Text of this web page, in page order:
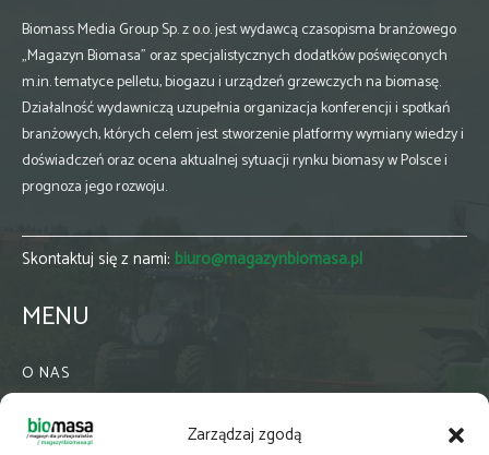
Zarządzaj zgodą
Biomass Media Group Sp. z o.o. jest wydawcą czasopisma branżowego
„Magazyn Biomasa” oraz specjalistycznych dodatków poświęconych
m.in. tematyce pelletu, biogazu i urządzeń grzewczych na biomasę.
Działalność wydawniczą uzupełnia organizacja konferencji i spotkań
branżowych, których celem jest stworzenie platformy wymiany wiedzy i
doświadczeń oraz ocena aktualnej sytuacji rynku biomasy w Polsce i
prognoza jego rozwoju.
Skontaktuj się z nami: biuro@magazynbiomasa.pl
MENU
O NAS
WSPÓŁPRACA